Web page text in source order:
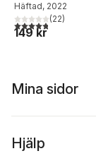
Häftad, 2022
4,8utav 5 stjärnor.
(22)
149 kr
Mina sidor
Hjälp